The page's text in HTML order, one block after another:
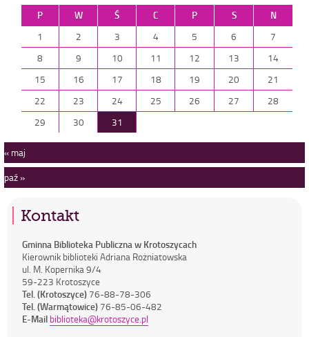
P W Ś C P S
N
1
2 3 4 5 6
7
8
9 10 11 12 13
14
15
16 17 18 19 20
21
22
23 24 25 26 27
28
29
30 31
« maj
paź »
Kontakt
Gminna Biblioteka Publiczna w Krotoszycach
Kierownik biblioteki Adriana Rożniatowska
ul. M. Kopernika 9/4
59-223 Krotoszyce
Tel. (Krotoszyce) 76-88-78-306
Tel. (Warmątowice) 76-85-06-482
E-Mail biblioteka@krotoszyce.pl